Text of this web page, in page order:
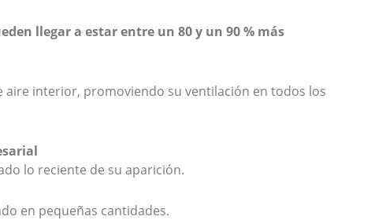
llegar a estar entre un 80 y un 90 % más
aire interior, promoviendo su ventilación en todos los
lo reciente de su aparición.
en pequeñas cantidades.